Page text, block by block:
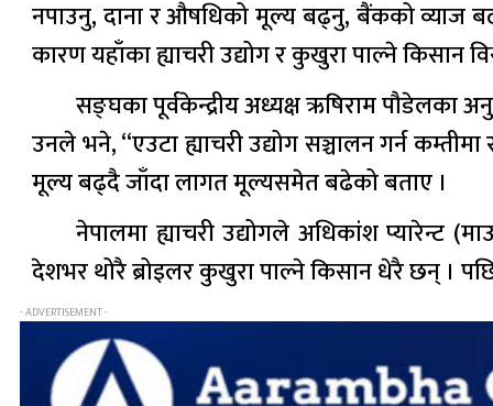
नपाउनु, दाना र औषधिको मूल्य बढ्नु, बैंकको व्याज
कारण यहाँका ह्याचरी उद्योग र कुखुरा पाल्ने किसान
सङ्घका पूर्वकेन्द्रीय अध्यक्ष ऋषिराम पौडेलका
उनले भने, “एउटा ह्याचरी उद्योग सञ्चालन गर्न
मूल्य बढ्दै जाँदा लागत मूल्यसमेत बढेको बताए ।
नेपालमा ह्याचरी उद्योगले अधिकांश प्यारेन्ट
देशभर थोरै ब्रोइलर कुखुरा पाल्ने किसान धेरै छन् ।
- ADVERTISEMENT -